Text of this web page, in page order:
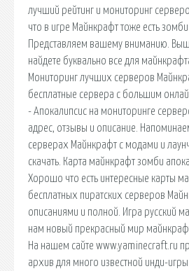
лучший рейтинг и мониторинг
что в игре Майнкрафт тоже есть
Представляем вашему вниманию.
найдете буквально все для
Мониторинг лучших серверов
бесплатные сервера с большим
- Апокалипсис на мониторинге
адрес, отзывы и описание.
серверах Майнкрафт с модами и
скачать. Карта майнкрафт зомби
Хорошо что есть интересные карты
бесплатных пиратских серверов
описаниями и полной. Игра русский
нам новый прекрасный мир
На нашем сайте www.yaminecraft.ru
архив для много известной инди-игры.